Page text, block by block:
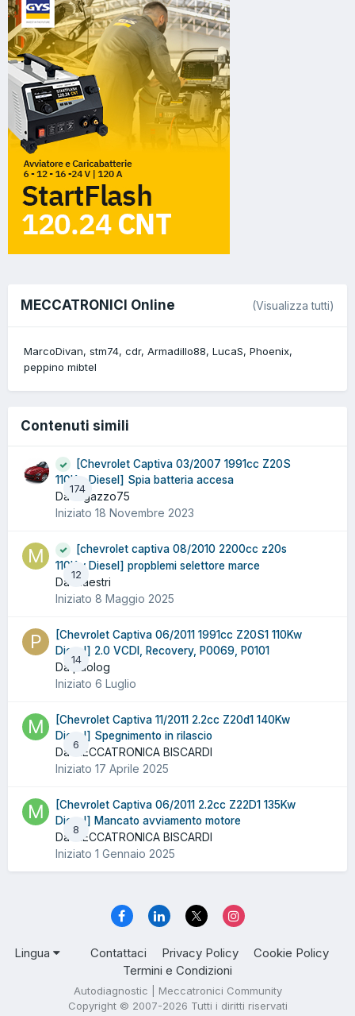
MECCATRONICI Online (Visualizza tutti)
MarcoDivan stm74 cdr Armadillo88 LucaS Phoenix
peppino mibtel
Contenuti simili
174
[Chevrolet Captiva 03/2007 1991cc Z20S
110Kw Diesel] Spia batteria accesa
Da ragazzo75
Iniziato 18 Novembre 2023
12
[chevrolet captiva 08/2010 2200cc z20s
110Kw Diesel] propblemi selettore marce
Da Maestri
Iniziato 8 Maggio 2025
14
[Chevrolet Captiva 06/2011 1991cc Z20S1 110Kw
Diesel] 2.0 VCDI, Recovery, P0069, P0101
Da paolog
Iniziato 6 Luglio
6
[Chevrolet Captiva 11/2011 2.2cc Z20d1 140Kw
Diesel] Spegnimento in rilascio
Da MECCATRONICA BISCARDI
Iniziato 17 Aprile 2025
8
[Chevrolet Captiva 06/2011 2.2cc Z22D1 135Kw
Diesel] Mancato avviamento motore
Da MECCATRONICA BISCARDI
Iniziato 1 Gennaio 2025
Lingua Contattaci Privacy Policy
Cookie Policy
Termini e Condizioni
Autodiagnostic | Meccatronici Community
Copyright © 2007-2026 Tutti i diritti riservati